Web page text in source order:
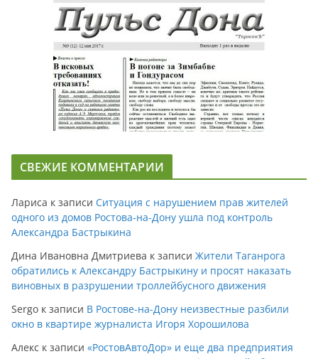
СВЕЖИЕ КОММЕНТАРИИ
Лариса к записи Ситуация с нарушением прав жителей
одного из домов Ростова-на-Дону ушла под контроль
Александра Бастрыкина
Дина Ивановна Дмитриева к записи Жители Таганрога
обратились к Александру Бастрыкину и просят наказать
виновных в разрушении троллейбусного движения
Sergo к записи В Ростове-на-Дону неизвестные разбили
окно в квартире журналиста Игоря Хорошилова
Алекс к записи «РостовАвтоДор» и еще два предприятия